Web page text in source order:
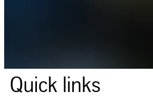
Quick links